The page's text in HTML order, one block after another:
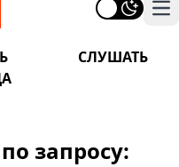
СЛУШАТЬ
запросу: